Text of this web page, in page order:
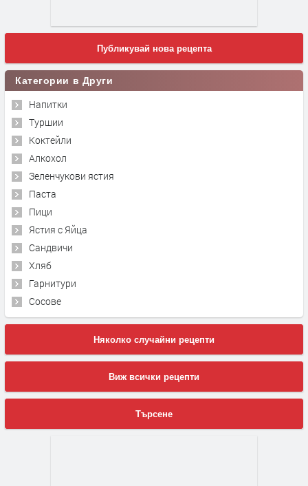
Публикувай нова рецепта
Категории в Други
Напитки
Туршии
Коктейли
Алкохол
Зеленчукови ястия
Паста
Пици
Ястия с Яйца
Сандвичи
Хляб
Гарнитури
Сосове
Няколко случайни рецепти
Виж всички рецепти
Търсене